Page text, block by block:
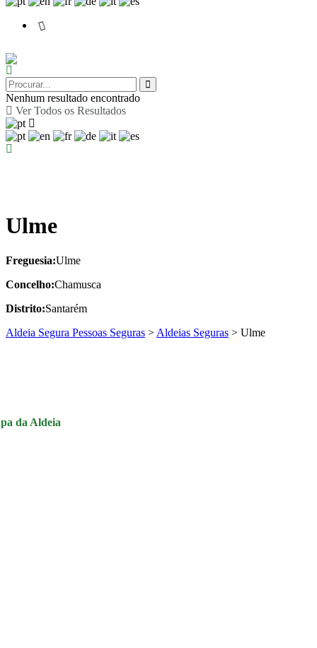
Nenhum resultado encontrado
Ver Todos os Resultados
Ulme
Freguesia:Ulme
Concelho:Chamusca
Distrito:Santarém
Aldeia Segura Pessoas Seguras > Aldeias Seguras > Ulme
da Aldeia